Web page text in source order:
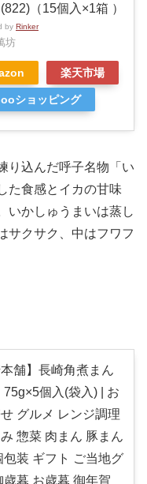
（15個入×1箱 ）
by Rinker
坊
楽天市場
ショッピング
り込んだ呼子名物「い
た食感とイカの甘味
いかしゅうまいは蒸し
サクサク、中はフワフ
本舗】長崎角煮まん
75g×5個入(袋入) | お
グルメ レンジ調理
惣菜 肉まん 豚まん
包装 ギフト ご当地グ
歳暮 お歳暮 御年賀